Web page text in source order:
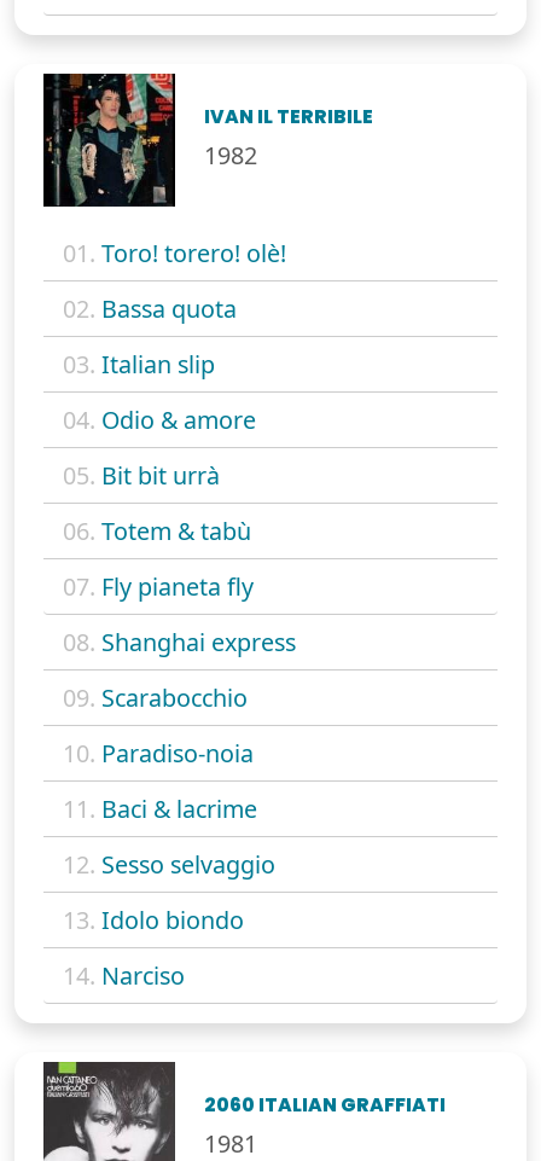
IVAN IL TERRIBILE
1982
01. Toro! torero! olè!
02. Bassa quota
03. Italian slip
04. Odio & amore
05. Bit bit urrà
06. Totem & tabù
07. Fly pianeta fly
08. Shanghai express
09. Scarabocchio
10. Paradiso-noia
11. Baci & lacrime
12. Sesso selvaggio
13. Idolo biondo
14. Narciso
2060 ITALIAN GRAFFIATI
1981